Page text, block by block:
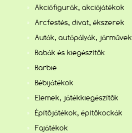
Akciófigurák, akciójátékok
Arcfestés, divat, ékszerek
Autók, autópályák, járművek
Babák és kiegészítők
Barbie
Bébijátékok
Elemek, játékkiegészítők
Építőjátékok, építőkockák
Fajátékok